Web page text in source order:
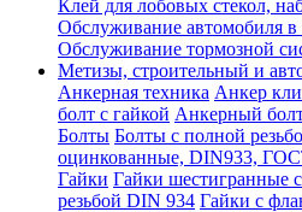
Клей для лобовых стекол,
Обслуживание автомобиля
Обслуживание тормозной
Метизы, строительный и
Анкерная техника Анкер
болт с гайкой Анкерный
Болты Болты с полной
оцинкованные, DIN933,
Гайки Гайки шестигранные
резьбой DIN 934 Гайки с